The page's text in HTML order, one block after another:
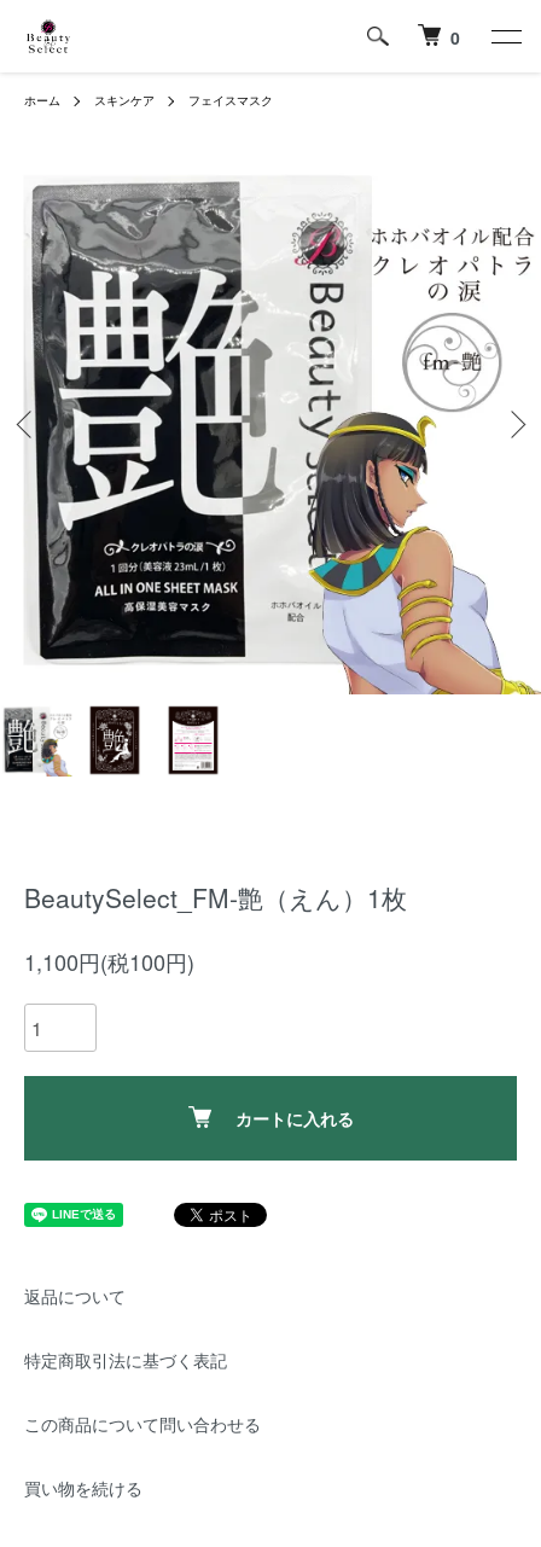
0
ホーム スキンケア フェイスマスク
BeautySelect_FM-艶（えん）1枚
1,100円(税100円)
カートに入れる
返品について
特定商取引法に基づく表記
この商品について問い合わせる
買い物を続ける